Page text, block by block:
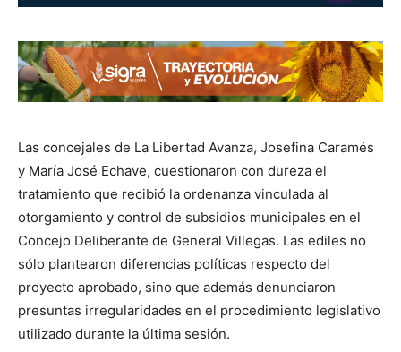
Las concejales de La Libertad Avanza, Josefina Caramés
y María José Echave, cuestionaron con dureza el
tratamiento que recibió la ordenanza vinculada al
otorgamiento y control de subsidios municipales en el
Concejo Deliberante de General Villegas. Las ediles no
sólo plantearon diferencias políticas respecto del
proyecto aprobado, sino que además denunciaron
presuntas irregularidades en el procedimiento legislativo
utilizado durante la última sesión.